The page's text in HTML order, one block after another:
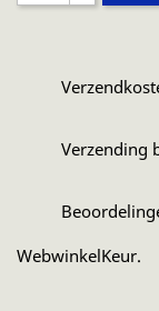
Verzending
WebwinkelKeur.